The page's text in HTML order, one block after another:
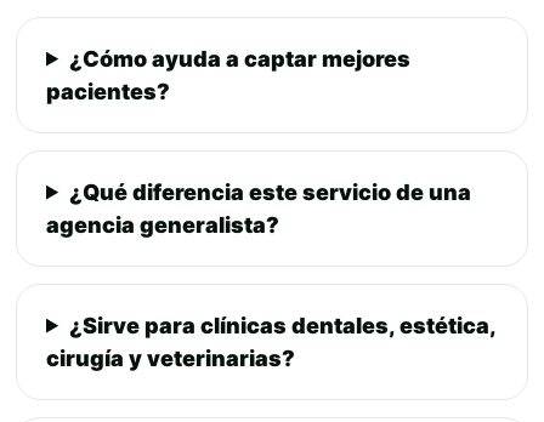
¿Cómo ayuda a captar mejores
pacientes?
¿Qué diferencia este servicio de una
agencia generalista?
¿Sirve para clínicas dentales, estética,
cirugía y veterinarias?